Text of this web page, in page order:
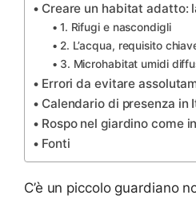
Creare un habitat adatto:
1. Rifugi e nascondigli
2. L’acqua, requisito
3. Microhabitat umidi
Errori da evitare
Calendario di presenza in
Rospo nel giardino come
Fonti
C’è un piccolo guardiano